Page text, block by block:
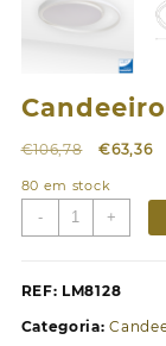
€106,78
O
original
era:
€63,36O
80 em stock
-
Quantidade
de
de
LED
+
REF: LM8128
Categoria: